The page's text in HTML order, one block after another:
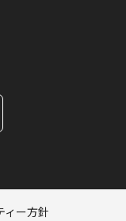
ィー方針